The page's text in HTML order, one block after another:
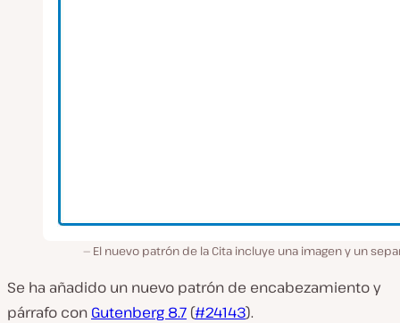
El nuevo patrón de la Cita incluye una imagen y un
Se ha añadido un nuevo patrón de encabezamiento y
párrafo con Gutenberg 8.7 (#24143).